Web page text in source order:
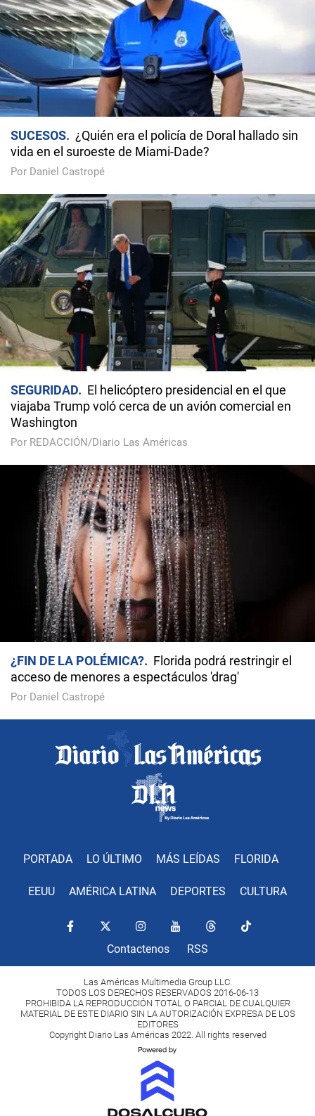
SUCESOS
¿Quién era el policía de Doral hallado sin
vida en el suroeste de Miami-Dade?
Por Daniel Castropé
SEGURIDAD
El helicóptero presidencial en el que
viajaba Trump voló cerca de un avión comercial en
Washington
Por REDACCIÓN/Diario Las Américas
¿FIN DE LA POLÉMICA?
Florida podrá restringir el
acceso de menores a espectáculos 'drag'
Por Daniel Castropé
PORTADA LO ÚLTIMO MÁS LEÍDAS FLORIDA
EEUU AMÉRICA LATINA DEPORTES CULTURA
Contactenos RSS
Las Américas Multimedia Group LLC.
TODOS LOS DERECHOS RESERVADOS 2016-06-13
PROHIBIDA LA REPRODUCCIÓN TOTAL O PARCIAL DE CUALQUIER
MATERIAL DE ESTE DIARIO SIN LA AUTORIZACIÓN EXPRESA DE LOS
EDITORES
Copyright Diario Las Américas 2022. All rights reserved